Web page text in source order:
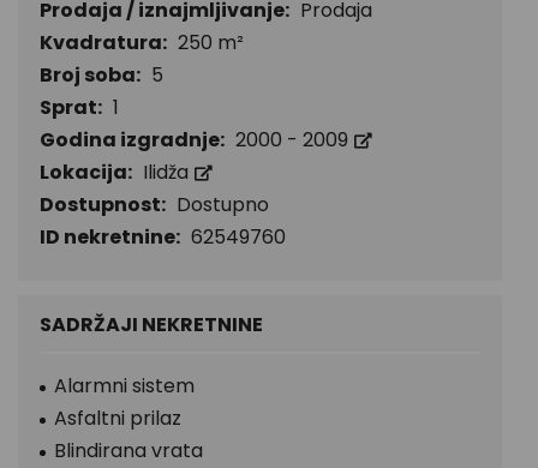
Prodaja / iznajmljivanje: Prodaja
Kvadratura: 250 m²
Broj soba: 5
Sprat: 1
Godina izgradnje: 2000 - 2009
Lokacija: Ilidža
Dostupnost: Dostupno
ID nekretnine: 62549760
SADRŽAJI NEKRETNINE
Alarmni sistem
Asfaltni prilaz
Blindirana vrata